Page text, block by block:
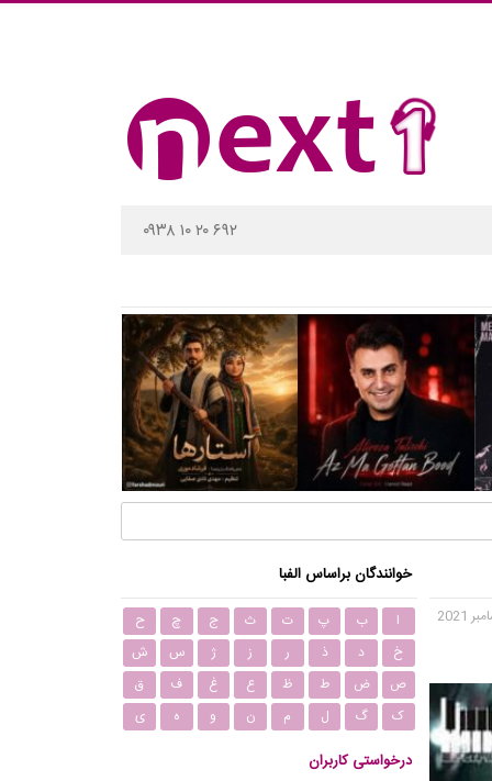
۰۹۳۸ ۱۰ ۲۰ ۶۹۲
خوانندگان براساس الفبا
ا ب پ ت ث ج چ
ح
خ
د ذ ر ز ژ س
ش
ص
ض ط ظ ع غ ف
ق
ک
گ ل م ن و ه ی
درخواستی کاربران